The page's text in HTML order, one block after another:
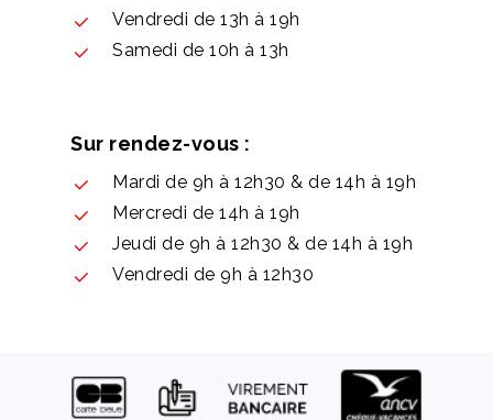
Vendredi de 13h à 19h
Samedi de 10h à 13h
Sur rendez-vous :
Mardi de 9h à 12h30 & de 14h à 19h
Mercredi de 14h à 19h
Jeudi de 9h à 12h30 & de 14h à 19h
Vendredi de 9h à 12h30